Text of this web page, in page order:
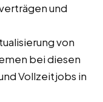
und
von
bei diesen
Vollzeitjobs in